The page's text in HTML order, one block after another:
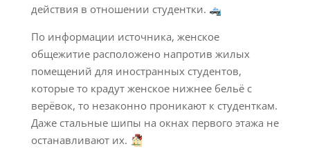
действия в отношении студентки.
По информации источника, женское
общежитие расположено напротив жилых
помещений для иностранных студентов,
которые то крадут женское нижнее бельё с
верёвок, то незаконно проникают к студенткам.
Даже стальные шипы на окнах первого этажа не
останавливают их.